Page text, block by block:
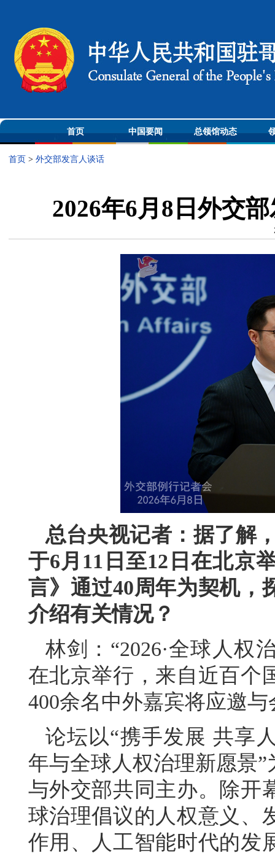
首页 中国要闻 总领馆动态
首页 > 外交部发言人谈话
2026年6月8日外交
总台央视记者：据了解
于6月11日至12日在北京
言》通过40周年为契机，
介绍有关情况？
林剑：“2026·全球人权
在北京举行，来自近百个
400余名中外嘉宾将应邀与
论坛以“携手发展 共享
年与全球人权治理新愿景
与外交部共同主办。除开
球治理倡议的人权意义、
作用、人工智能时代的发